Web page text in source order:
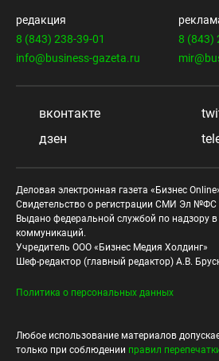
редакция
8 (843) 238-39-01
info@business-gazeta.ru
8 (843)
вконтакте
дзен
Деловая электронная газета «Бизнес
Свидетельство о регистрации СМИ Эл №ФС
Выдано федеральной службой по надзору
коммуникаций.
Учредитель ООО «Бизнес Медия Холдинг»
Шеф-редактор (главный редактор) А.В.
Политика о персональных данных
Любое использование материалов
только при соблюдении правил